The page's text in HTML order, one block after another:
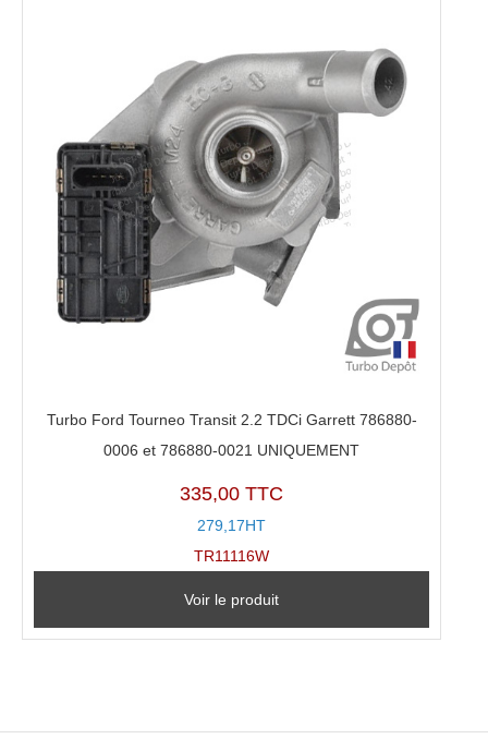
Turbo Ford Tourneo Transit 2.2 TDCi Garrett 786880-
0006 et 786880-0021 UNIQUEMENT
335,00 TTC
279,17HT
TR11116W
Voir le produit